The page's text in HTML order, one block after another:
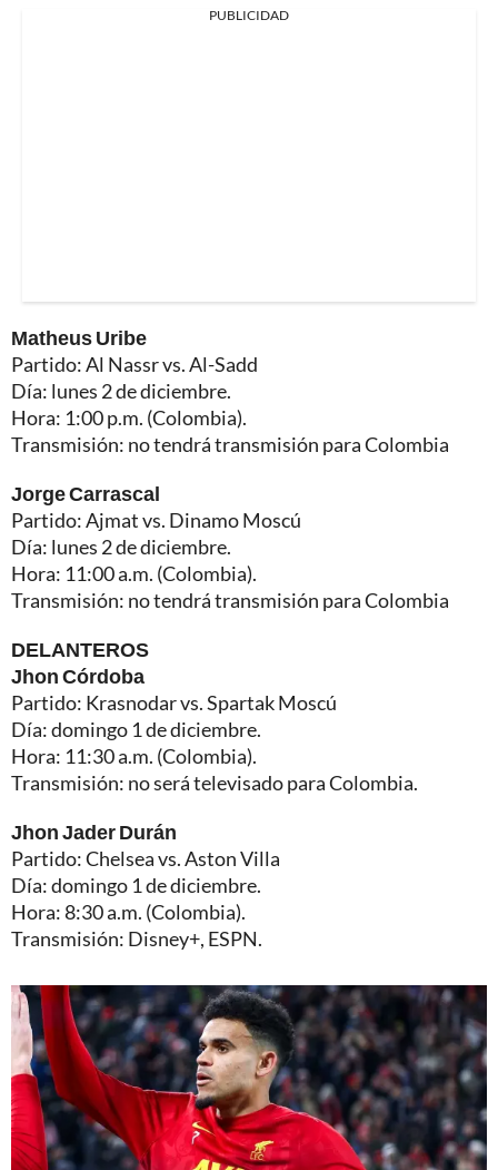
PUBLICIDAD
Matheus Uribe
Partido: Al Nassr vs. Al-Sadd
Día: lunes 2 de diciembre.
Hora: 1:00 p.m. (Colombia).
Transmisión: no tendrá transmisión para Colombia
Jorge Carrascal
Partido: Ajmat vs. Dinamo Moscú
Día: lunes 2 de diciembre.
Hora: 11:00 a.m. (Colombia).
Transmisión: no tendrá transmisión para Colombia
DELANTEROS
Jhon Córdoba
Partido: Krasnodar vs. Spartak Moscú
Día: domingo 1 de diciembre.
Hora: 11:30 a.m. (Colombia).
Transmisión: no será televisado para Colombia.
Jhon Jader Durán
Partido: Chelsea vs. Aston Villa
Día: domingo 1 de diciembre.
Hora: 8:30 a.m. (Colombia).
Transmisión: Disney+, ESPN.